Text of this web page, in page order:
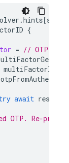
.hints[
{
= // OTP
multiFactorInfo
await resolver
OTP. Re-